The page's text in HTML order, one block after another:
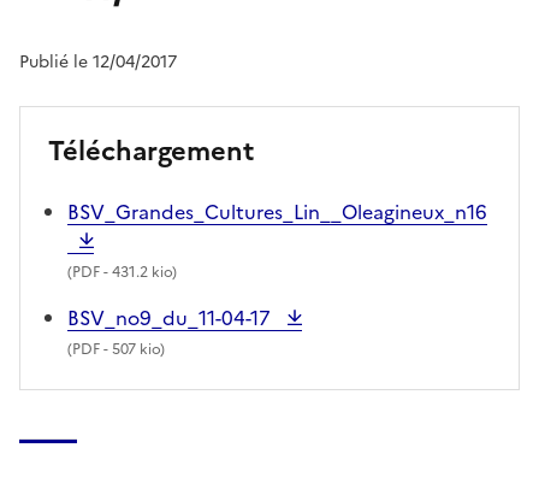
Publié le 12/04/2017
Téléchargement
BSV_Grandes_Cultures_Lin__Oleagineux_n16
(PDF- 431.2 kio)
BSV_no9_du_11-04-17
(PDF- 507 kio)